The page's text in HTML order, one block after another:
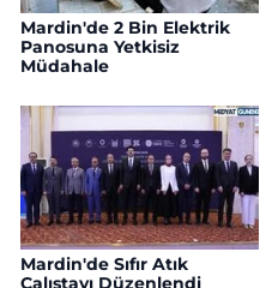
Mardin'de 2 Bin Elektrik
Panosuna Yetkisiz
Müdahale
Mardin'de Sıfır Atık
Çalıştayı Düzenlendi